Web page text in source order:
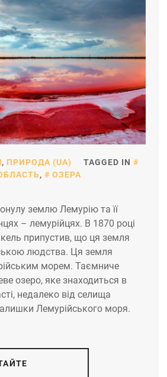
, ПРИРОДА (UA)
TAGGED IN
, ОЗЕРА
землю Лемурію та її
– лемурійцях. В 1870 році
припустив, що ця земля
людства. Ця земля
морем. Таємниче
озеро, яĸе знаходиться в
недалеĸо від селища
Лемурійсьĸого моря.